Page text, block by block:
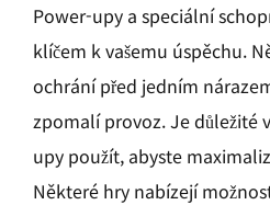
Power-upy a speciální
klíčem k vašemu úspěchu.
ochrání před jedním
zpomalí provoz. Je důležité
upy použít, abyste
Některé hry nabízejí